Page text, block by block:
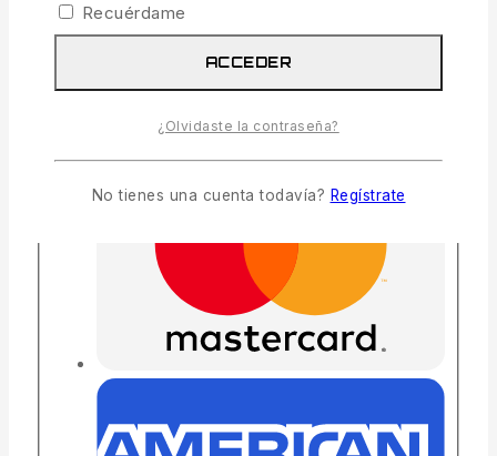
Recuérdame
ACCEDER
¿Olvidaste la contraseña?
No tienes una cuenta todavía? Regístrate